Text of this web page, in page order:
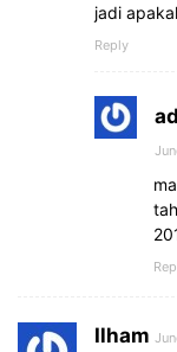
jadi
Reply
Ilham